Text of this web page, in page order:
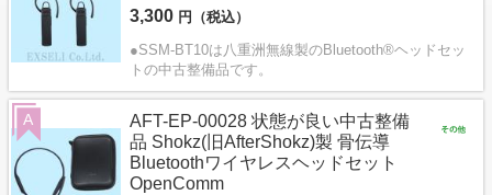
3,300 円（税込）
●SSM-BT10は八重洲無線製のBluetooth®ヘッドセッ
トの中古整備品です。
AFT-EP-00028 状態が良い中古整備
品 Shokz(旧AfterShokz)製 骨伝導
Bluetoothワイヤレスヘッドセット
OpenComm
A